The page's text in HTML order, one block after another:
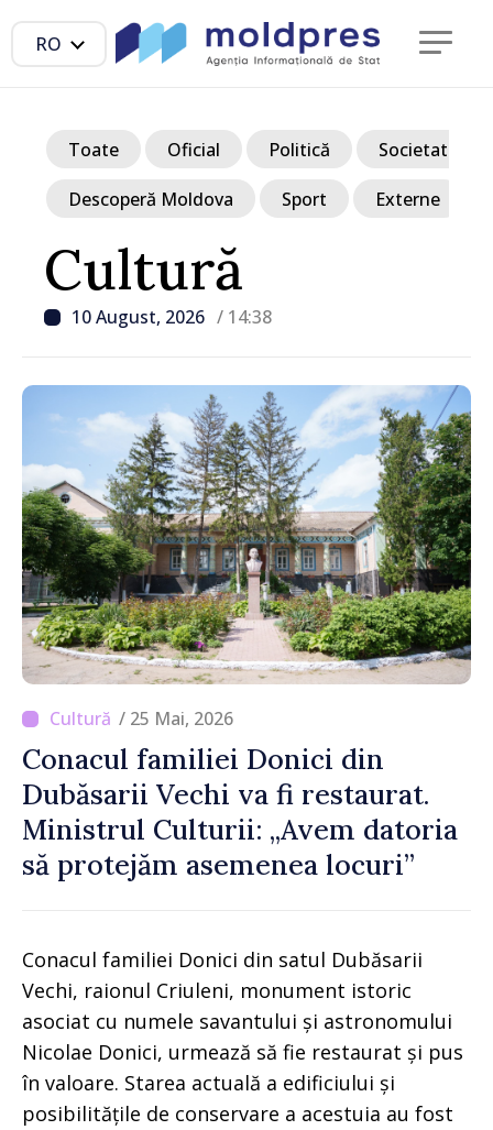
RO
Cultură
10 August, 2026 / 14:38
Toate Oficial Politică Societate
Descoperă Moldova Sport Externe
/ 25 Mai, 2026
Conacul familiei Donici din
Dubăsarii Vechi va fi restaurat.
Ministrul Culturii: „Avem datoria
să protejăm asemenea locuri”
Conacul familiei Donici din satul Dubăsarii
Vechi, raionul Criuleni, monument istoric
asociat cu numele savantului și astronomului
Nicolae Donici, urmează să fie restaurat și pus
în valoare. Starea actuală a edificiului și
posibilitățile de conservare a acestuia au fost